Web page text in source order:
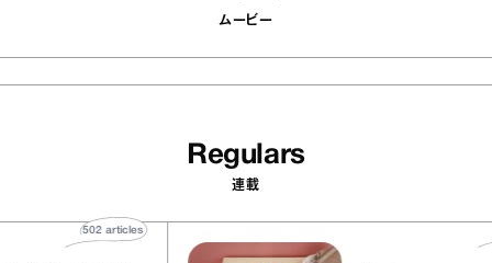
ムービー
Regulars
連載